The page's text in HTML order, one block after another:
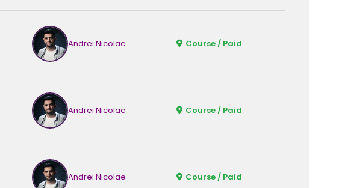
Andrei Nicolae Course / Paid
Andrei Nicolae Course / Paid
Andrei Nicolae Course / Paid